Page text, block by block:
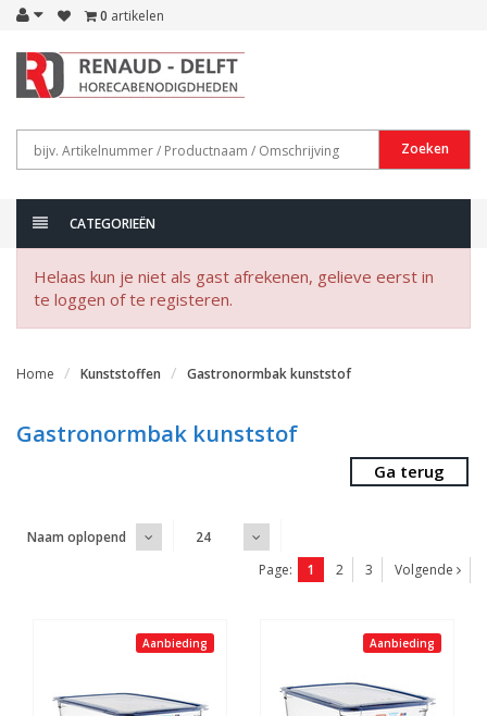
0 artikelen
Zoeken
CATEGORIEËN
Helaas kun je niet als gast afrekenen, gelieve eerst in
te loggen of te registeren.
Home Kunststoffen Gastronormbak kunststof
Gastronormbak kunststof
Ga terug
Naam oplopend
24
Page:
1 2 3 Volgende
Aanbieding Aanbieding